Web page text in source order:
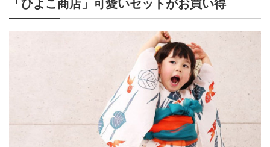
「ひよこ商店」可愛いセットがお買い得